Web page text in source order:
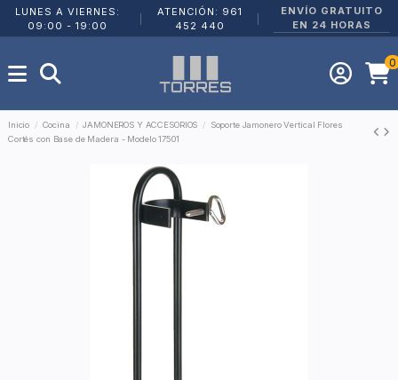
LUNES A VIERNES:
09:00 - 19:00
ATENCIÓN: 961
452 440
ENVÍO GRATUITO
EN 24 HORAS
0
Inicio Cocina JAMONEROS Y ACCESORIOS
Soporte Jamonero Vertical Flores
Cortés con Base de Madera - Modelo 17501